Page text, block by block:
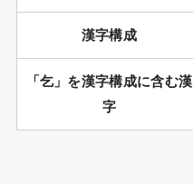
漢字構成
「乞」を漢字構成に含む漢
字